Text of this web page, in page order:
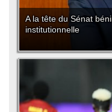
A la tête du Sénat
institutionnelle